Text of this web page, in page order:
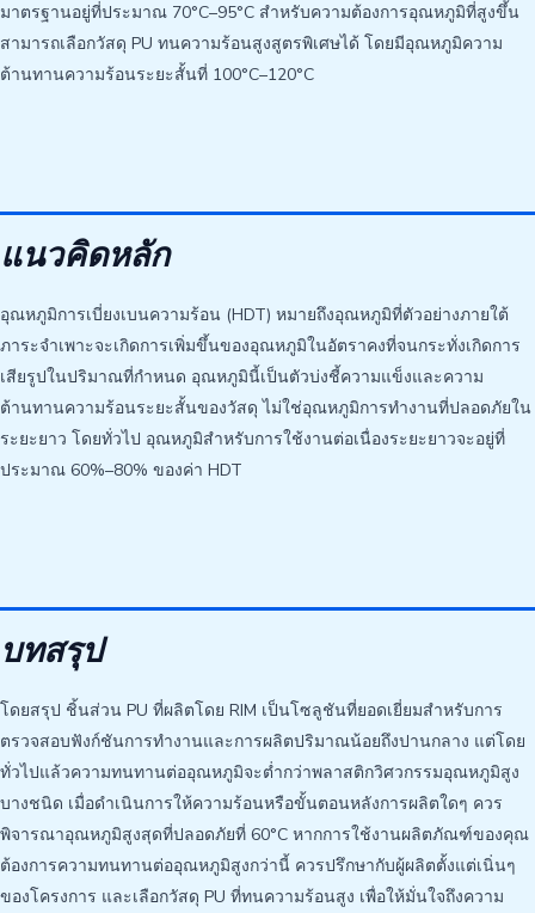
มาตรฐานอยู่ที่ประมาณ 70°C–95°C สำหรับความต้องการอุณหภูมิที่สูงขึ้น
สามารถเลือกวัสดุ PU ทนความร้อนสูงสูตรพิเศษได้ โดยมีอุณหภูมิความ
ต้านทานความร้อนระยะสั้นที่ 100°C–120°C
แนวคิดหลัก
อุณหภูมิการเบี่ยงเบนความร้อน (HDT) หมายถึงอุณหภูมิที่ตัวอย่างภายใต้
ภาระจำเพาะจะเกิดการเพิ่มขึ้นของอุณหภูมิในอัตราคงที่จนกระทั่งเกิดการ
เสียรูปในปริมาณที่กำหนด อุณหภูมินี้เป็นตัวบ่งชี้ความแข็งและความ
ต้านทานความร้อนระยะสั้นของวัสดุ ไม่ใช่อุณหภูมิการทำงานที่ปลอดภัยใน
ระยะยาว โดยทั่วไป อุณหภูมิสำหรับการใช้งานต่อเนื่องระยะยาวจะอยู่ที่
ประมาณ 60%–80% ของค่า HDT
บทสรุป
โดยสรุป ชิ้นส่วน PU ที่ผลิตโดย RIM เป็นโซลูชันที่ยอดเยี่ยมสำหรับการ
ตรวจสอบฟังก์ชันการทำงานและการผลิตปริมาณน้อยถึงปานกลาง แต่โดย
ทั่วไปแล้วความทนทานต่ออุณหภูมิจะต่ำกว่าพลาสติกวิศวกรรมอุณหภูมิสูง
บางชนิด เมื่อดำเนินการให้ความร้อนหรือขั้นตอนหลังการผลิตใดๆ ควร
พิจารณาอุณหภูมิสูงสุดที่ปลอดภัยที่ 60°C หากการใช้งานผลิตภัณฑ์ของคุณ
ต้องการความทนทานต่ออุณหภูมิสูงกว่านี้ ควรปรึกษากับผู้ผลิตตั้งแต่เนิ่นๆ
ของโครงการ และเลือกวัสดุ PU ที่ทนความร้อนสูง เพื่อให้มั่นใจถึงความ